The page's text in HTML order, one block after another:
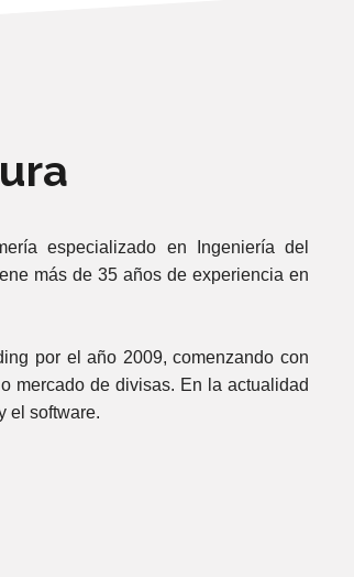
especializado en Ingeniería del
más de 35 años de experiencia en
por el año 2009, comenzando con
mercado de divisas. En la actualidad
el software.